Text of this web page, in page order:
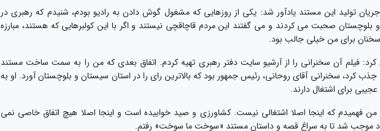
جریان تولید این مستند یادآور شد: یکی از روزهایی که مشغول گوش دادن به رادیو بودم، شنیدم که رهبری در
بلوچستان صحبت می کردند و می گفتند این مردم قاچاقچی نیستند و اگر با این کولبرهایی که هستند، مبارزه
برای من خیلی جالب بود.
فیلم آن سخنرانی را از آرشیو سایت دفتر رهبری تهیه کردم. اتفاق بعدی که من را به سمت ساخت مستند
کرد، سخنرانی آقای روحانی، رئیس جمهور بود که بالاترین رای را در استان سیستان و بلوچستان آورد. او به
برای اشتغال دارند.
من فهمیدم که اینجا اصلا اشتغالی نیست. کشاورزی و صید خوابیده است و اینجا اصلا هیچ اتفاق خاصی نمی
موجب شد تا به سراغ قصه و داستان مستند «سوخت ما سوخت» رفتم.